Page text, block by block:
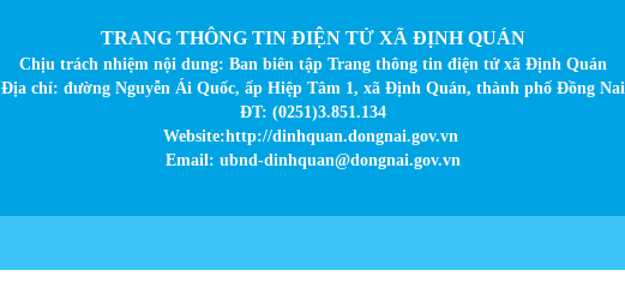
TRANG THÔNG TIN ĐIỆN TỬ XÃ ĐỊNH QUÁN
Chịu trách nhiệm nội dung: Ban biên tập Trang thông tin điện tử xã Định Quán
Địa chỉ: đường Nguyễn Ái Quốc, ấp Hiệp Tâm 1, xã Định Quán, thành phố Đồng Nai
ĐT: (0251)3.851.134
Website:http://dinhquan.dongnai.gov.vn
Email: ubnd-dinhquan@dongnai.gov.vn​